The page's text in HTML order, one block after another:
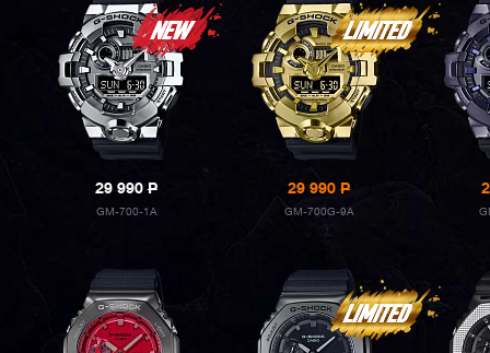
29 990P
GM-700-1A
29 990P
GM-700G-9A